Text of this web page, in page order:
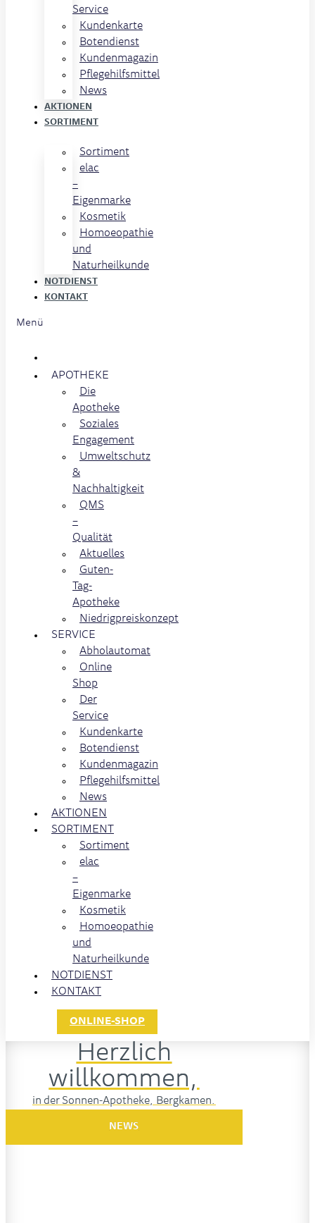
Service
Kundenkarte
Botendienst
Kundenmagazin
Pflegehilfsmittel
News
AKTIONEN
SORTIMENT
Sortiment
elac
–
Eigenmarke
Kosmetik
Homoeopathie
und
Naturheilkunde
NOTDIENST
KONTAKT
Menü
APOTHEKE
Die
Apotheke
Soziales
Engagement
Umweltschutz
&
Nachhaltigkeit
QMS
–
Qualität
Aktuelles
Guten-
Tag-
Apotheke
Niedrigpreiskonzept
SERVICE
Abholautomat
Online
Shop
Der
Service
Kundenkarte
Botendienst
Kundenmagazin
Pflegehilfsmittel
News
AKTIONEN
SORTIMENT
Sortiment
elac
–
Eigenmarke
Kosmetik
Homoeopathie
und
Naturheilkunde
NOTDIENST
KONTAKT
ONLINE-SHOP
Herzlich
willkommen,
in der Sonnen-Apotheke, Bergkamen.
NEWS